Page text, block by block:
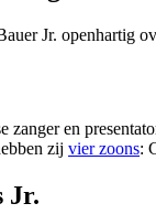
Jr. openhartig
zanger en
zij vier zoons:
Jr.